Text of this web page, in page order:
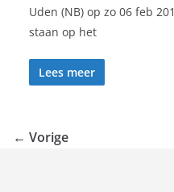
Uden (NB) op zo 06 feb
staan op het
Lees meer
← Vorige